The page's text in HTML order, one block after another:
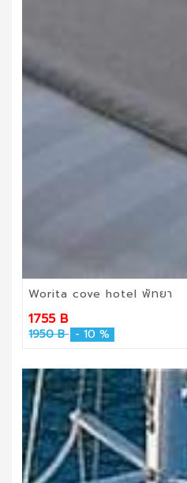
Worita cove hotel พัทยา
1755 B
1950 B - 10 %